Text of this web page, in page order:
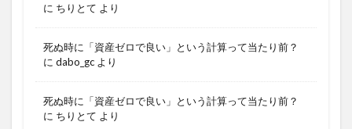
に ちりとて より
死ぬ時に「資産ゼロで良い」という計算って当たり前？
に dabo_gc より
死ぬ時に「資産ゼロで良い」という計算って当たり前？
に ちりとて より